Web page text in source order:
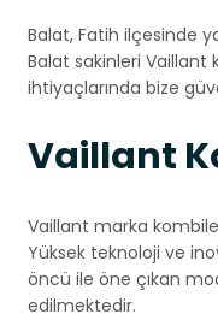
Balat, Fatih ilçesinde
Balat sakinleri
ihtiyaçlarında bize
Vaillant
Vaillant marka
Yüksek teknoloji ve
öncü ile öne çıkan
edilmektedir.